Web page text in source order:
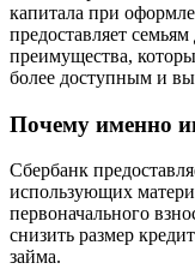
капитала при
предоставляет
преимущества,
более доступным и
Почему именно
Сбербанк
использующих
первоначального
снизить размер
займа.